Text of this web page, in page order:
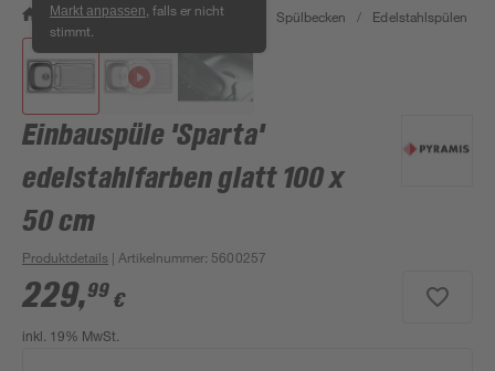
Markt anpassen , falls er nicht
stimmt.
/ Wohnen & Haushalt / Küche Spülbecken / Edelstahlspülen
Einbauspüle 'Sparta'
edelstahlfarben glatt 100 x
50 cm
Produktdetails | Artikelnummer: 5600257
229,99 €
inkl. 19% MwSt.